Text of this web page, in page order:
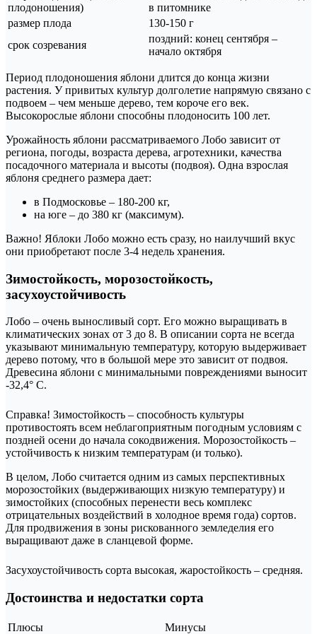
плодоношения)
в питомнике
размер плода
130-150 г
срок созревания
поздний: конец сентября –
начало октября
Период плодоношения яблони длится до конца жизни
растения. У привитых культур долголетие напрямую связано с
подвоем – чем меньше дерево, тем короче его век.
Высокорослые яблони способны плодоносить 100 лет.
Урожайность яблони рассматриваемого Лобо зависит от
региона, погоды, возраста дерева, агротехники, качества
посадочного материала и высоты (подвоя). Одна взрослая
яблоня среднего размера дает:
в Подмосковье – 180-200 кг,
на юге – до 380 кг (максимум).
Важно! Яблоки Лобо можно есть сразу, но наилучший вкус
они приобретают после 3-4 недель хранения.
Зимостойкость, морозостойкость,
засухоустойчивость
Лобо – очень выносливый сорт. Его можно выращивать в
климатических зонах от 3 до 8. В описании сорта не всегда
указывают минимальную температуру, которую выдерживает
дерево потому, что в большой мере это зависит от подвоя.
Древесина яблони с минимальными повреждениями выносит
-32,4° С.
Справка! Зимостойкость – способность культуры
противостоять всем неблагоприятным погодным условиям с
поздней осени до начала сокодвижения. Морозостойкость –
устойчивость к низким температурам (и только).
В целом, Лобо считается одним из самых перспективных
морозостойких (выдерживающих низкую температуру) и
зимостойких (способных перенести весь комплекс
отрицательных воздействий в холодное время года) сортов.
Для продвижения в зоны рискованного земледелия его
выращивают даже в сланцевой форме.
Засухоустойчивость сорта высокая, жаростойкость – средняя.
Достоинства и недостатки сорта
Плюсы
Минусы